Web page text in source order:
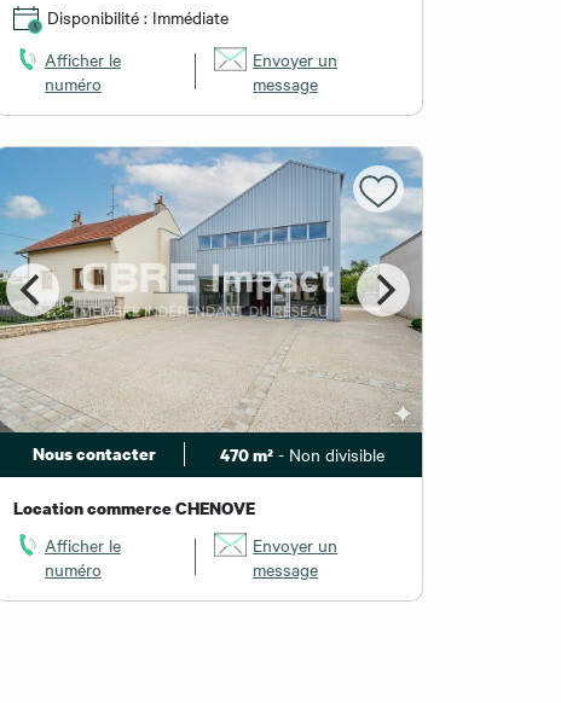
Disponibilité : Immédiate
Afficher le
numéro
Envoyer un
message
Nous contacter 470 m²- Non divisible
Location commerce CHENOVE
Afficher le
numéro
Envoyer un
message